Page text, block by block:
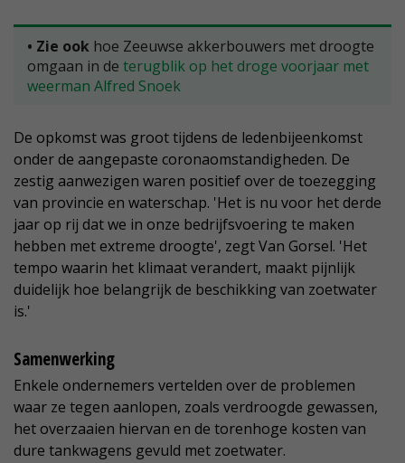
• Zie ook hoe Zeeuwse akkerbouwers met droogte
omgaan in de terugblik op het droge voorjaar met
weerman Alfred Snoek
De opkomst was groot tijdens de ledenbijeenkomst
onder de aangepaste coronaomstandigheden. De
zestig aanwezigen waren positief over de toezegging
van provincie en waterschap. 'Het is nu voor het derde
jaar op rij dat we in onze bedrijfsvoering te maken
hebben met extreme droogte', zegt Van Gorsel. 'Het
tempo waarin het klimaat verandert, maakt pijnlijk
duidelijk hoe belangrijk de beschikking van zoetwater
is.'
Samenwerking
Enkele ondernemers vertelden over de problemen
waar ze tegen aanlopen, zoals verdroogde gewassen,
het overzaaien hiervan en de torenhoge kosten van
dure tankwagens gevuld met zoetwater.